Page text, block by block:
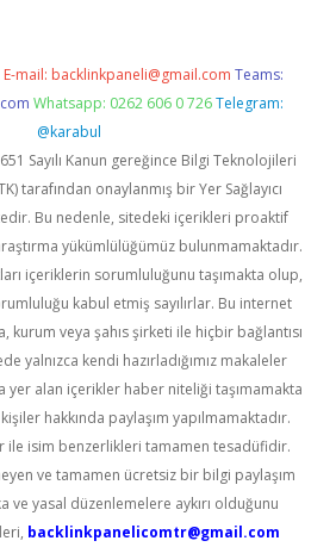
E-mail: backlinkpaneli@gmail.com Teams:
Whatsapp: 0262 606 0 726 Telegram:
@karabul
Sayılı Kanun gereğince Bilgi Teknolojileri
tarafından onaylanmış bir Yer Sağlayıcı
Bu nedenle, sitedeki içerikleri proaktif
yükümlülüğümüz bulunmamaktadır.
içeriklerin sorumluluğunu taşımakta olup,
kabul etmiş sayılırlar. Bu internet
kurum veya şahıs şirketi ile hiçbir bağlantısı
yalnızca kendi hazırladığımız makaleler
yer alan içerikler haber niteliği taşımamakta
hakkında paylaşım yapılmamaktadır.
ile isim benzerlikleri tamamen tesadüfidir.
ve tamamen ücretsiz bir bilgi paylaşım
ve yasal düzenlemelere aykırı olduğunu
backlinkpanelicomtr@gmail.com